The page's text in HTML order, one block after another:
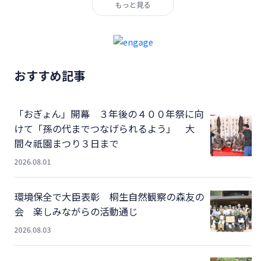
もっと見る
おすすめ記事
「おぎょん」開幕 ３年後の４００年祭に向
けて「孫の代までつなげられるよう」 大
間々祇園まつり３日まで
2026.08.01
環境保全で大臣表彰 桐生自然観察の森友の
会 楽しみながらの活動通じ
2026.08.03